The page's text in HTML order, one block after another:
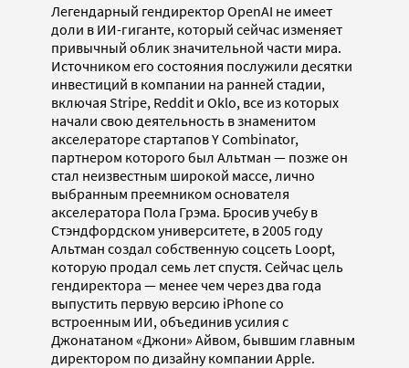
Легендарный гендиректор OpenAI не имеет
доли в ИИ-гиганте, который сейчас изменяет
привычный облик значительной части мира.
Источником его состояния послужили десятки
инвестиций в компании на ранней стадии,
включая Stripe, Reddit и Oklo, все из которых
начали свою деятельность в знаменитом
акселераторе стартапов Y Combinator,
партнером которого был Альтман — позже он
стал неизвестным широкой массе, лично
выбранным преемником основателя
акселератора Пола Грэма. Бросив учебу в
Стэндфордском университете, в 2005 году
Альтман создал собственную соцсеть Loopt,
которую продал семь лет спустя. Сейчас цель
гендиректора — менее чем через два года
выпустить первую версию iPhone со
встроенным ИИ, объединив усилия с
Джонатаном «Джони» Айвом, бывшим главным
директором по дизайну компании Apple.